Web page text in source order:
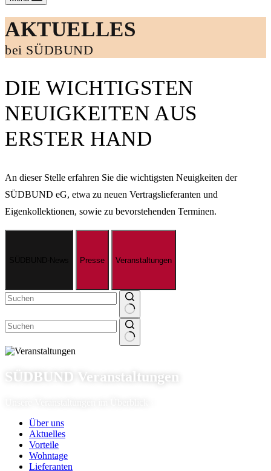
AKTUELLES
bei SÜDBUND
DIE WICHTIGSTEN
NEUIGKEITEN AUS
ERSTER HAND
An dieser Stelle erfahren Sie die wichtigsten Neuigkeiten der
SÜDBUND eG, etwa zu neuen Vertragslieferanten und
Eigenkollektionen, sowie zu bevorstehenden Terminen.
Presse Veranstal­tungen
SÜDBUND Veranstaltungen
Über uns
Aktuelles
Vorteile
Wohntage
Lieferanten